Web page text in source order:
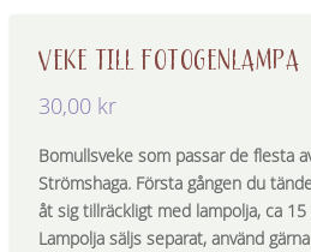
VEKE TILL FOTOGENLAMPA
30,00 kr
Bomullsveke som passar de flesta
Strömshaga. Första gången du
åt sig tillräckligt med lampolja, ca
Lampolja säljs separat, använd